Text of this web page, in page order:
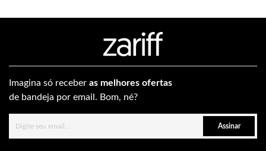
Imagina só receber as melhores ofertas
de bandeja por email. Bom, né?
Assinar